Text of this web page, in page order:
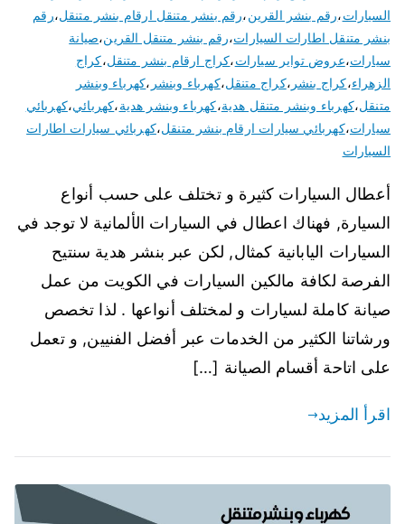
السيارات،رقم بنشر القرين،رقم بنشر متنقل ارقام بنشر متنقل،رقم
بنشر متنقل اطارات السيارات،رقم بنشر متنقل القرين،صيانة
سيارات،عروض تواير سيارات،كراج ارقام بنشر متنقل،كراج
الزهراء،كراج بنشر ،كراج متنقل،كهرباء وبنشر ،كهرباء وبنشر
متنقل،كهرباء وبنشر متنقل هدية،كهرباء وبنشر هدية،كهربائي،كهربائي
سيارات،كهربائي سيارات ارقام بنشر متنقل،كهربائي سيارات اطارات
السيارات
أعطال السيارات كثيرة و تختلف على حسب أنواع
السيارة, فهناك اعطال في السيارات الألمانية لا توجد في
السيارات اليابانية كمثال, لكن عبر بنشر هدية سنتيح
الفرصة لكافة مالكين السيارات في الكويت من عمل
صيانة كاملة لسيارات و لمختلف أنواعها . لذا تخصص
ورشاتنا الكثير من الخدمات عبر أفضل الفنيين, و تعمل
على اتاحة أقسام الصيانة […]
اقرأ المزيد